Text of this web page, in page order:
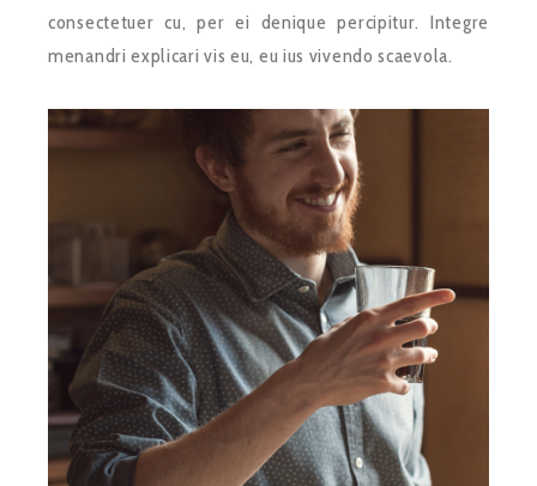
consectetuer cu, per ei denique percipitur. Integre
menandri explicari vis eu, eu ius vivendo scaevola.